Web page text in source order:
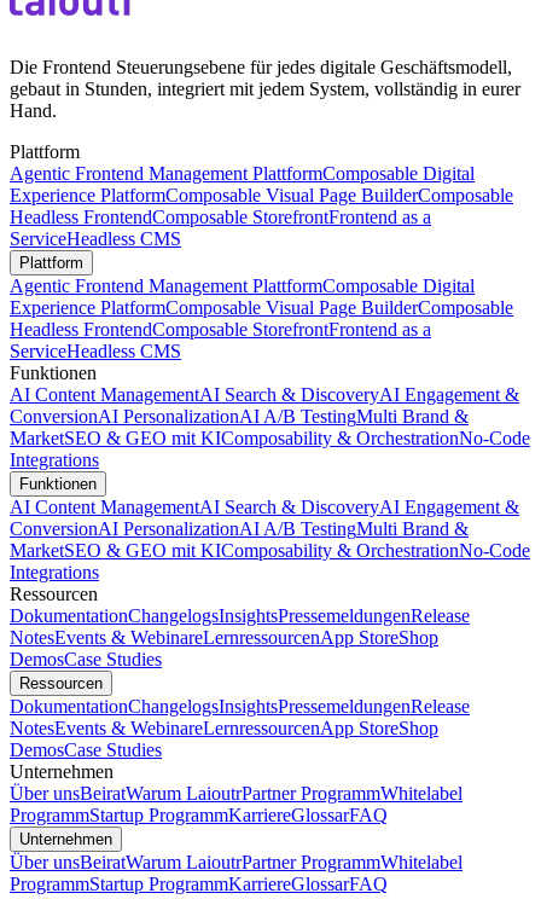
Die Frontend Steuerungsebene für jedes digitale Geschäftsmodell,
gebaut in Stunden, integriert mit jedem System, vollständig in eurer
Hand.
Plattform
Agentic Frontend Management PlattformComposable Digital
Experience PlatformComposable Visual Page BuilderComposable
Headless FrontendComposable StorefrontFrontend as a
ServiceHeadless CMS
Plattform
Agentic Frontend Management PlattformComposable Digital
Experience PlatformComposable Visual Page BuilderComposable
Headless FrontendComposable StorefrontFrontend as a
ServiceHeadless CMS
Funktionen
AI Content ManagementAI Search & DiscoveryAI Engagement &
ConversionAI PersonalizationAI A/B TestingMulti Brand &
MarketSEO & GEO mit KIComposability & OrchestrationNo-Code
Integrations
Funktionen
AI Content ManagementAI Search & DiscoveryAI Engagement &
ConversionAI PersonalizationAI A/B TestingMulti Brand &
MarketSEO & GEO mit KIComposability & OrchestrationNo-Code
Integrations
Ressourcen
DokumentationChangelogsInsightsPressemeldungenRelease
NotesEvents & WebinareLernressourcenApp StoreShop
DemosCase Studies
Ressourcen
DokumentationChangelogsInsightsPressemeldungenRelease
NotesEvents & WebinareLernressourcenApp StoreShop
DemosCase Studies
Unternehmen
Über unsBeiratWarum LaioutrPartner ProgrammWhitelabel
ProgrammStartup ProgrammKarriereGlossarFAQ
Unternehmen
Über unsBeiratWarum LaioutrPartner ProgrammWhitelabel
ProgrammStartup ProgrammKarriereGlossarFAQ